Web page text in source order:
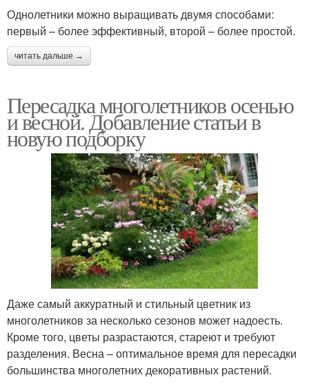
Однолетники можно выращивать двумя способами:
первый – более эффективный, второй – более простой.
читать дальше →
Пересадка многолетников осенью
и весной. Добавление статьи в
новую подборку
Даже самый аккуратный и стильный цветник из
многолетников за несколько сезонов может надоесть.
Кроме того, цветы разрастаются, стареют и требуют
разделения. Весна – оптимальное время для пересадки
большинства многолетних декоративных растений.